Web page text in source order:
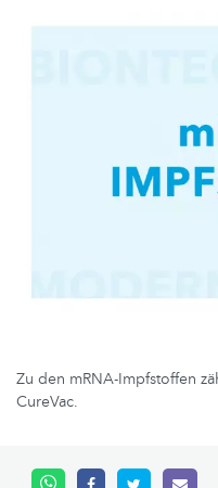
Zu den mRNA-Impfstoffen
CureVac.